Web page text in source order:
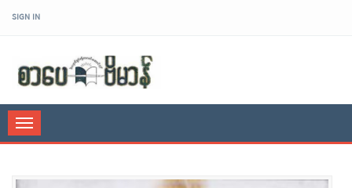
SIGN IN
Toggle
navigation